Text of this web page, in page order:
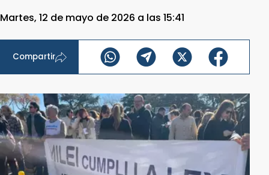
Martes, 12 de mayo de 2026 a las 15:41
Compartir